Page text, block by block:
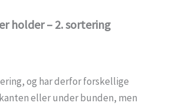
holder – 2. sortering
og har derfor forskellige
eller under bunden, men